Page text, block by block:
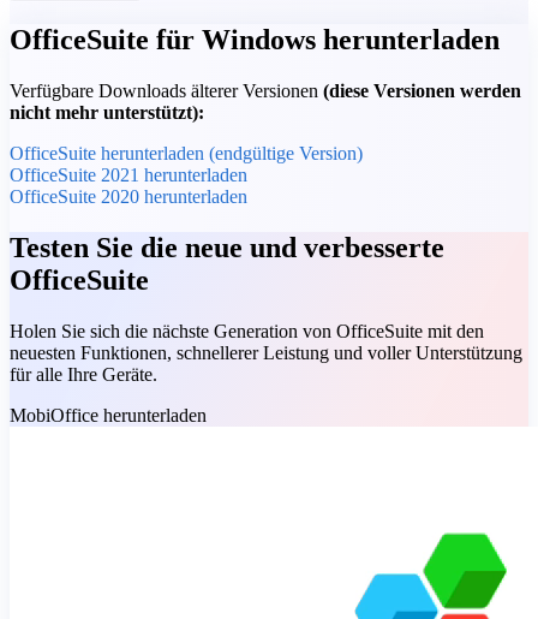
OfficeSuite für Windows herunterladen
Verfügbare Downloads älterer Versionen (diese Versionen werden
nicht mehr unterstützt):
OfficeSuite herunterladen (endgültige Version)
OfficeSuite 2021 herunterladen
OfficeSuite 2020 herunterladen
Testen Sie die neue und verbesserte
OfficeSuite
Holen Sie sich die nächste Generation von OfficeSuite mit den
neuesten Funktionen, schnellerer Leistung und voller Unterstützung
für alle Ihre Geräte.
MobiOffice herunterladen